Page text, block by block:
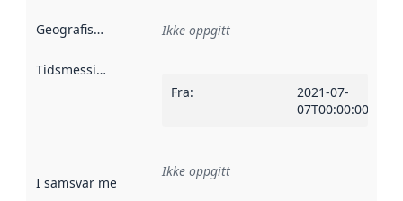
Geografisk avgrensning :
Ikke oppgitt
Tidsmessig avgrensning
Fra:
2021-07-
07T00:00:00Z
I samsvar med Referanse til en implementasjonsregel
Ikke oppgitt